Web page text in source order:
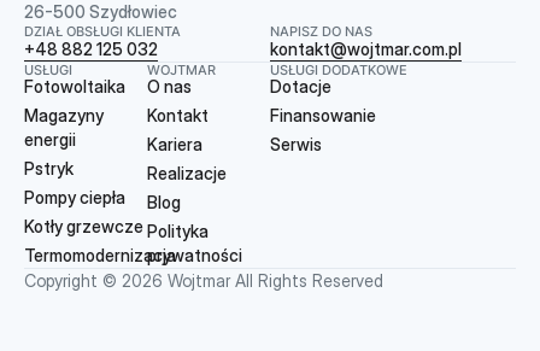
26-500 Szydłowiec
DZIAŁ OBSŁUGI KLIENTA
+48 882 125 032
NAPISZ DO NAS
kontakt@wojtmar.com.pl
USŁUGI
Fotowoltaika
Magazyny
energii
Pstryk
Pompy ciepła
Kotły grzewcze
Termomodernizacja
WOJTMAR
O nas
Kontakt
Kariera
Realizacje
Blog
Polityka
prywatności
USŁUGI DODATKOWE
Dotacje
Finansowanie
Serwis
Copyright © 2026 Wojtmar All Rights Reserved